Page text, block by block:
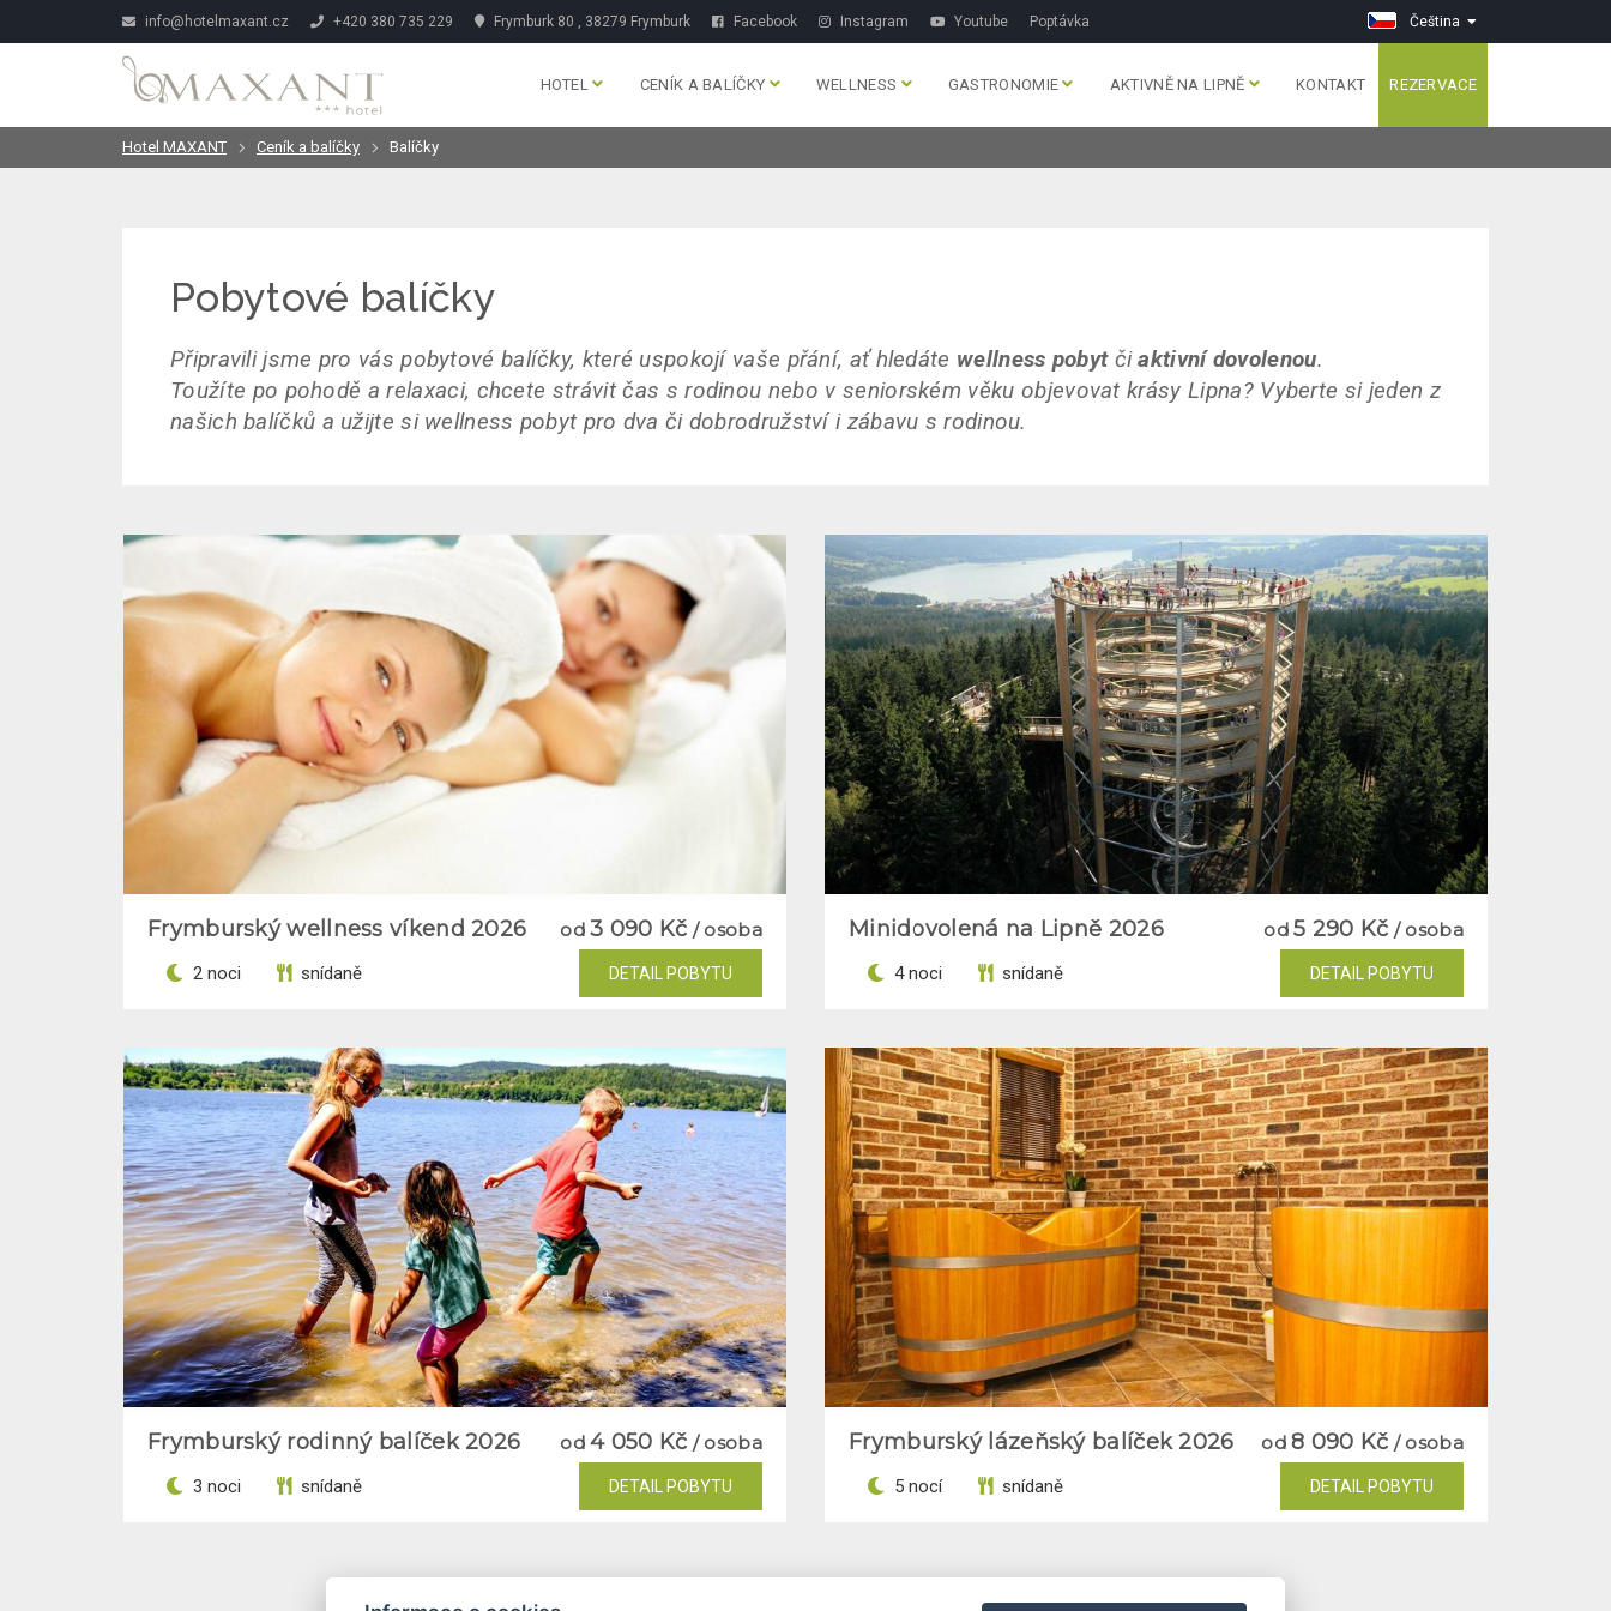
info@hotelmaxant.cz +420 380 735 229 Frymburk 80 , 38279 Frymburk Facebook Instagram Youtube Poptávka Čeština
HOTEL CENÍK A BALÍČKY WELLNESS GASTRONOMIE AKTIVNĚ NA LIPNĚ KONTAKT REZERVACE
Hotel MAXANT Ceník a balíčky Balíčky
Pobytové balíčky
Připravili jsme pro vás pobytové balíčky, které uspokojí vaše přání, ať hledáte wellness pobytčiaktivní dovolenou.
Toužíte po pohodě a relaxaci, chcete strávit čas s rodinou nebo v seniorském věku objevovat krásy Lipna? Vyberte si jeden z
našich balíčků a užijte si wellness pobyt pro dva či dobrodružství i zábavu s rodinou.
Frymburský wellness víkend 2026 od3 090 Kč / osoba
2 noci snídaně DETAIL POBYTU
Minidovolená na Lipně 2026 od5 290 Kč / osoba
4 noci snídaně DETAIL POBYTU
Frymburský rodinný balíček 2026 od4 050 Kč / osoba
3 noci snídaně DETAIL POBYTU
Frymburský lázeňský balíček 2026 od8 090 Kč / osoba
5 nocí snídaně DETAIL POBYTU